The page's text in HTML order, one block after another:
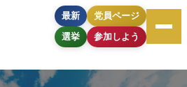
最新
選挙
党員ページ
参加しよう